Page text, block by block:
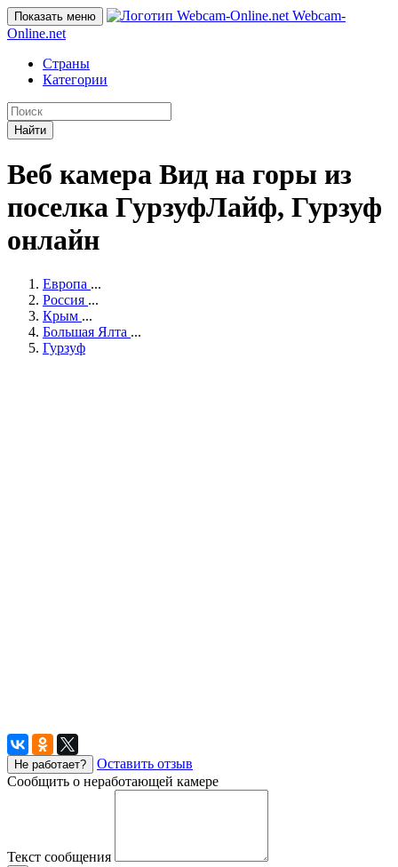
Показать меню
Webcam-
Online.net
Страны
Категории
Найти
Веб камера Вид на горы из
поселка ГурзуфЛайф, Гурзуф
онлайн
Европа ...
Россия ...
Крым ...
Большая Ялта ...
Гурзуф
Не работает?
Оставить отзыв
Сообщить о неработающей камере
Текст сообщения